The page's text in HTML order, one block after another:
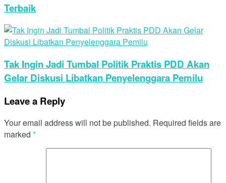
Terbaik
Tak Ingin Jadi Tumbal Politik Praktis PDD Akan
Gelar Diskusi Libatkan Penyelenggara Pemilu
Leave a Reply
Your email address will not be published. Required fields are
marked *